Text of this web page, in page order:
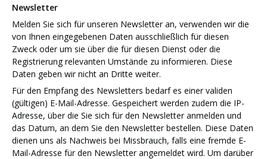
Newsletter
Melden Sie sich für unseren Newsletter an, verwenden wir die
von Ihnen eingegebenen Daten ausschließlich für diesen
Zweck oder um sie über die für diesen Dienst oder die
Registrierung relevanten Umstände zu informieren. Diese
Daten geben wir nicht an Dritte weiter.
Für den Empfang des Newsletters bedarf es einer validen
(gültigen) E-Mail-Adresse. Gespeichert werden zudem die IP-
Adresse, über die Sie sich für den Newsletter anmelden und
das Datum, an dem Sie den Newsletter bestellen. Diese Daten
dienen uns als Nachweis bei Missbrauch, falls eine fremde E-
Mail-Adresse für den Newsletter angemeldet wird. Um darüber